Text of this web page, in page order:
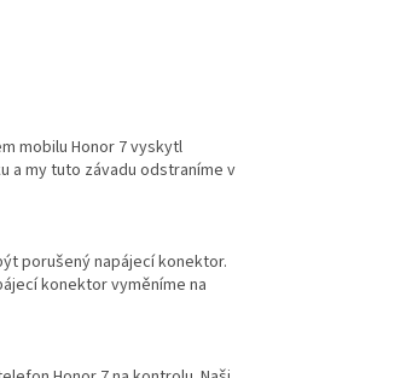
mobilu Honor 7 vyskytl
a my tuto závadu odstraníme v
porušený napájecí konektor.
konektor vyměníme na